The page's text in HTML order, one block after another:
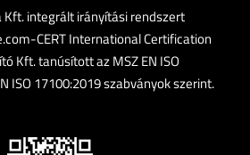
Kft. integrált irányítási rendszert
CERT International Certification
Kft. tanúsított az MSZ EN ISO
ISO 17100:2019 szabványok szerint.